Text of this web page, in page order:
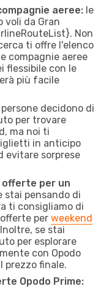
aeree: le
voli da Gran
Non
ti offre l'elenco
compagnie aeree
flessibile con le
più facile
decidono di
per trovare
ma noi ti
in anticipo
evitare sorprese
per un
stai pensando di
ti consigliamo di
per weekend
se stai
per esplorare
con Opodo
prezzo finale.
Opodo Prime: